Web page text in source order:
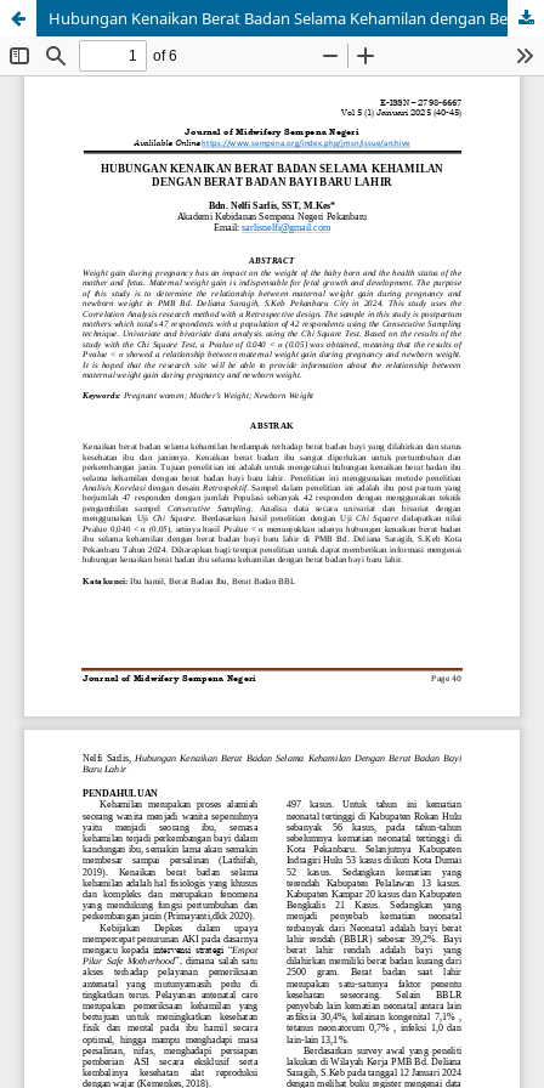
Hubungan Kenaikan Berat Badan Selama Kehamilan dengan Berat Badan Bayi Baru Lahir